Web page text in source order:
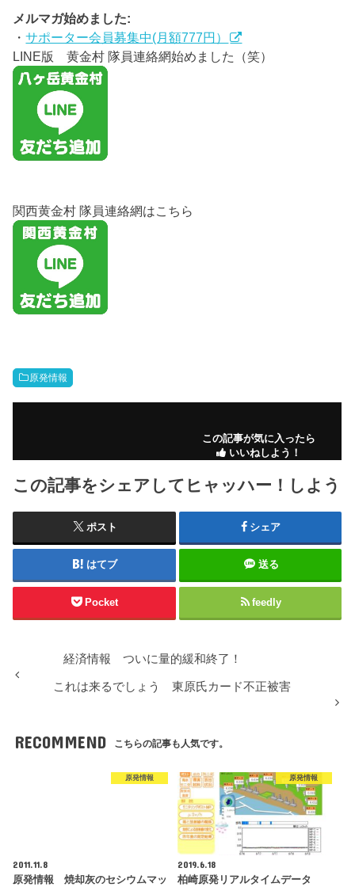
メルマガ始めました:
・サポーター会員募集中(月額777円）
LINE版 黄金村 隊員連絡網始めました（笑）
関西黄金村 隊員連絡網はこちら
原発情報
この記事が気に入ったら
いいねしよう！
この記事をシェアしてヒャッハー！しよう
ポスト シェア
はてブ 送る
Pocket feedly
経済情報 ついに量的緩和終了！
これは来るでしょう 東原氏カード不正被害
RECOMMEND こちらの記事も人気です。
原発情報
2011.11.8
原発情報 焼却灰のセシウムマッ
原発情報
2019.6.18
柏崎原発リアルタイムデータ